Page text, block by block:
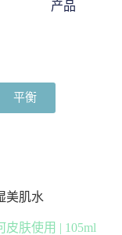
产品
平衡
美肌水
皮肤使用 | 105ml